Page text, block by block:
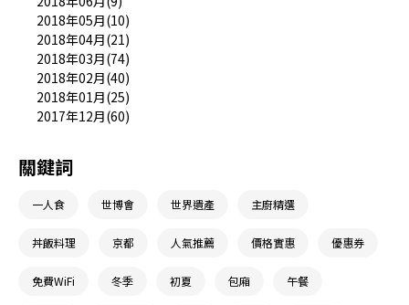
2018年05月(10)
2018年04月(21)
2018年03月(74)
2018年02月(40)
2018年01月(25)
2017年12月(60)
關鍵詞
一人食 世博會 世界遺產 主廚精選
丼飯料理 京都 人氣推薦 價格實惠 優惠券
免費WiFi 冬季 初夏 包廂 午餐